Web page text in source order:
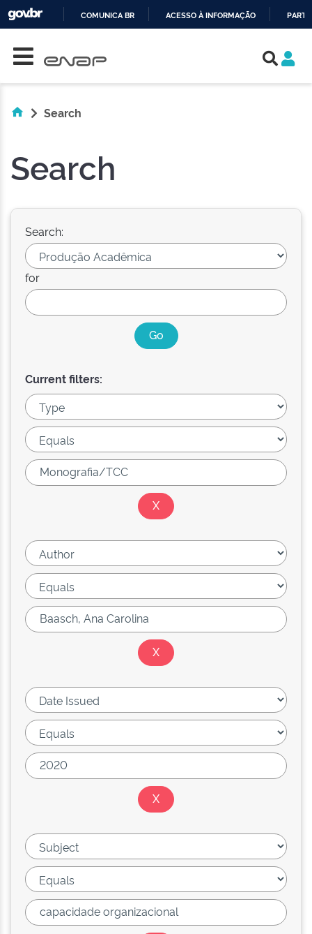
COMUNICA BR ACESSO À INFORMAÇÃO
Search
Search
Search:
for
Current filters: